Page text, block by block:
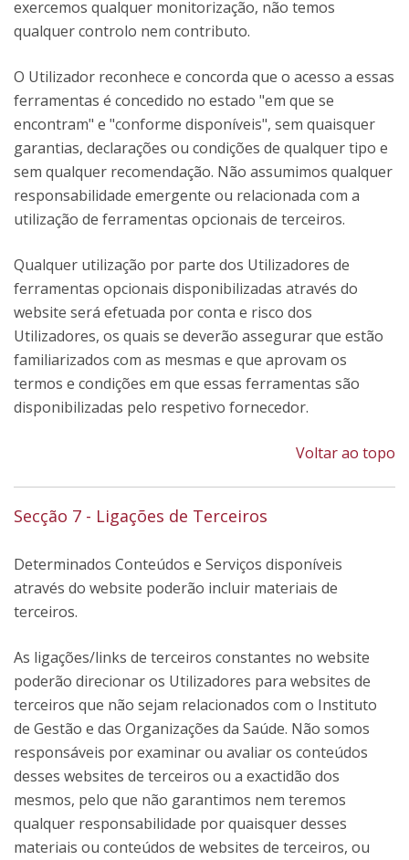
exercemos qualquer monitorização, não temos
qualquer controlo nem contributo.
O Utilizador reconhece e concorda que o acesso a essas
ferramentas é concedido no estado "em que se
encontram" e "conforme disponíveis", sem quaisquer
garantias, declarações ou condições de qualquer tipo e
sem qualquer recomendação. Não assumimos qualquer
responsabilidade emergente ou relacionada com a
utilização de ferramentas opcionais de terceiros.
Qualquer utilização por parte dos Utilizadores de
ferramentas opcionais disponibilizadas através do
website será efetuada por conta e risco dos
Utilizadores, os quais se deverão assegurar que estão
familiarizados com as mesmas e que aprovam os
termos e condições em que essas ferramentas são
disponibilizadas pelo respetivo fornecedor.
Voltar ao topo
Secção 7 - Ligações de Terceiros
Determinados Conteúdos e Serviços disponíveis
através do website poderão incluir materiais de
terceiros.
As ligações/links de terceiros constantes no website
poderão direcionar os Utilizadores para websites de
terceiros que não sejam relacionados com o Instituto
de Gestão e das Organizações da Saúde. Não somos
responsáveis por examinar ou avaliar os conteúdos
desses websites de terceiros ou a exactidão dos
mesmos, pelo que não garantimos nem teremos
qualquer responsabilidade por quaisquer desses
materiais ou conteúdos de websites de terceiros, ou